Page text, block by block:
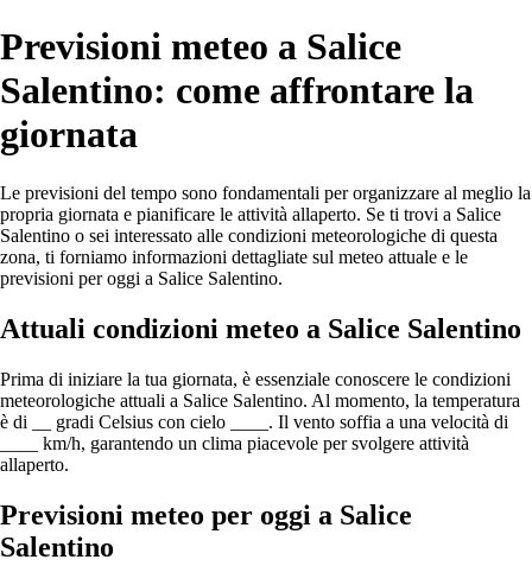
Previsioni meteo a Salice
Salentino: come affrontare la
giornata
Le previsioni del tempo sono fondamentali per organizzare al meglio la
propria giornata e pianificare le attività allaperto. Se ti trovi a Salice
Salentino o sei interessato alle condizioni meteorologiche di questa
zona, ti forniamo informazioni dettagliate sul meteo attuale e le
previsioni per oggi a Salice Salentino.
Attuali condizioni meteo a Salice Salentino
Prima di iniziare la tua giornata, è essenziale conoscere le condizioni
meteorologiche attuali a Salice Salentino. Al momento, la temperatura
è di __ gradi Celsius con cielo ____. Il vento soffia a una velocità di
____ km/h, garantendo un clima piacevole per svolgere attività
allaperto.
Previsioni meteo per oggi a Salice
Salentino